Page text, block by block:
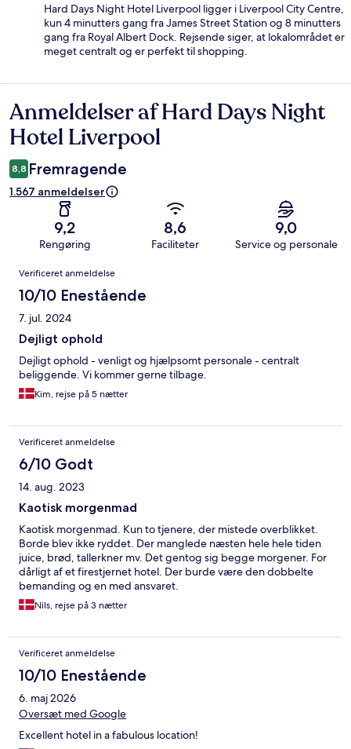
Hard Days Night Hotel Liverpool ligger i Liverpool City Centre,
kun 4 minutters gang fra James Street Station og 8 minutters
gang fra Royal Albert Dock. Rejsende siger, at lokalområdet er
meget centralt og er perfekt til shopping.
Anmeldelser
Anmeldelser af Hard Days Night
Hotel Liverpool
8,8 Fremragende
1.567 anmeldelser
9,2
Rengøring
8,6
Faciliteter
9,0
Service og personale
Anmeldelser
Verificeret anmeldelse
10/10 Enestående
7. jul. 2024
Dejligt ophold
Dejligt ophold - venligt og hjælpsomt personale - centralt
beliggende. Vi kommer gerne tilbage.
Kim, rejse på 5 nætter
Verificeret anmeldelse
6/10 Godt
14. aug. 2023
Kaotisk morgenmad
Kaotisk morgenmad. Kun to tjenere, der mistede overblikket.
Borde blev ikke ryddet. Der manglede næsten hele hele tiden
juice, brød, tallerkner mv. Det gentog sig begge morgener. For
dårligt af et firestjernet hotel. Der burde være den dobbelte
bemanding og en med ansvaret.
Nils, rejse på 3 nætter
Verificeret anmeldelse
10/10 Enestående
6. maj 2026
Oversæt med Google
Excellent hotel in a fabulous location!